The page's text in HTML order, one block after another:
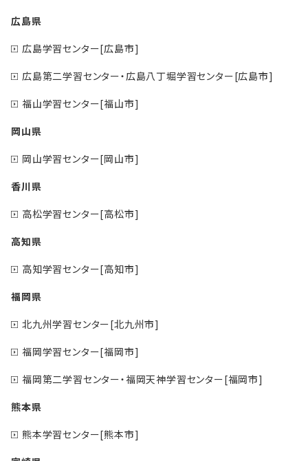
広島県
広島学習センター[広島市]
広島第二学習センター・広島八丁堀学習センター[広島市]
福山学習センター[福山市]
岡山県
岡山学習センター[岡山市]
香川県
高松学習センター[高松市]
高知県
高知学習センター[高知市]
福岡県
北九州学習センター[北九州市]
福岡学習センター[福岡市]
福岡第二学習センター・福岡天神学習センター[福岡市]
熊本県
熊本学習センター[熊本市]